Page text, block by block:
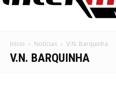
Início Notícias V.N. Barquinha
V.N. BARQUINHA